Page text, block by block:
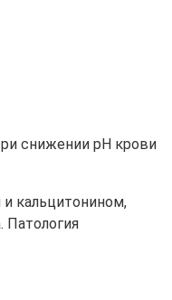
снижении рН крови
кальцитонином,
Патология